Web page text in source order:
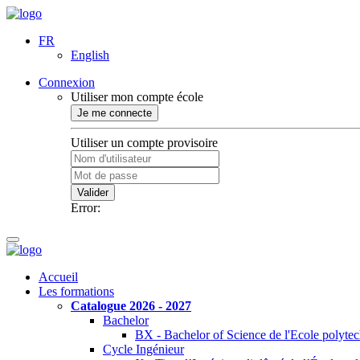
FR
English
Connexion
Utiliser mon compte école
Je me connecte
Utiliser un compte provisoire
Valider
Error:
Accueil
Les formations
Catalogue 2026 - 2027
Bachelor
BX - Bachelor of Science de l'Ecole
Cycle Ingénieur